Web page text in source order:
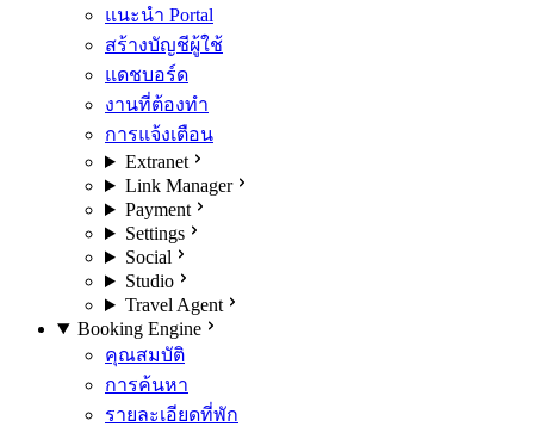
แนะนำ Portal
สร้างบัญชีผู้ใช้
แดชบอร์ด
งานที่ต้องทำ
การแจ้งเตือน
Extranet
Link Manager
Payment
Settings
Social
Studio
Travel Agent
Booking Engine
คุณสมบัติ
การค้นหา
รายละเอียดที่พัก